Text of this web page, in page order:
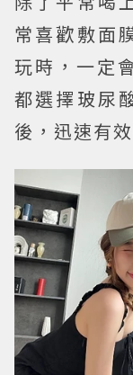
常喜歡敷面
玩時，一定
都選擇玻尿
後，迅速有